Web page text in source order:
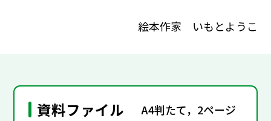
絵本作家 いもとようこ
資料ファイル A4判たて，2ページ